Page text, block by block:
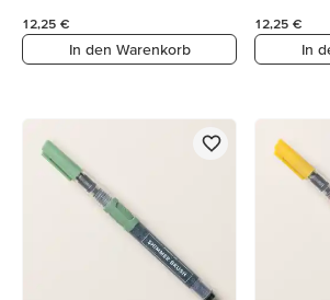
12,25 €
In den Warenkorb
12,25 €
In